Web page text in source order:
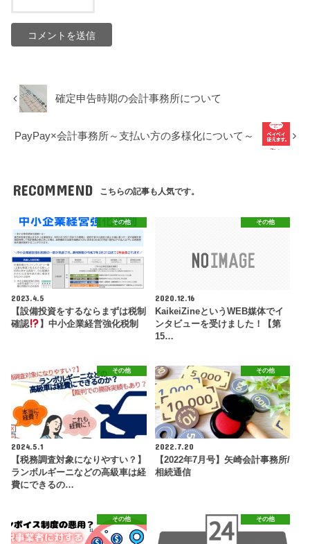
確定申告時期の会計事務所について
PayPay×会計事務所～支払い方の多様化について～
RECOMMEND こちらの記事も人気です。
その他
2023.4.5
【設備投資をするならまずは税制
確認
】中小企業経営強化税制
その他
2020.12.16
KaikeiZineというWEB媒体でイ
ンタビューを受けました！【第
15…
その他
2024.5.1
【税務調査対象になりやすい？】
ランボルギーニなどの高級車は経
費にできるの…
その他
2022.7.20
【2022年7月号】矢崎会計事務所/
相続通信
その他 その他